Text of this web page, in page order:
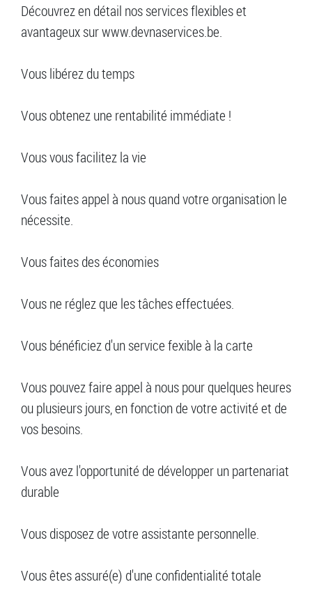
Découvrez en détail nos services flexibles et
avantageux sur www.devnaservices.be.
Vous libérez du temps
Vous obtenez une rentabilité immédiate !
Vous vous facilitez la vie
Vous faites appel à nous quand votre organisation le
nécessite.
Vous faites des économies
Vous ne réglez que les tâches effectuées.
Vous bénéficiez d'un service fexible à la carte
Vous pouvez faire appel à nous pour quelques heures
ou plusieurs jours, en fonction de votre activité et de
vos besoins.
Vous avez l'opportunité de développer un partenariat
durable
Vous disposez de votre assistante personnelle.
Vous êtes assuré(e) d'une confidentialité totale